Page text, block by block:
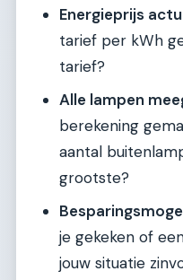
Energieprijs
tarief per kWh
tarief?
Alle lampen
berekening
aantal
grootste?
je gekeken of
jouw situatie